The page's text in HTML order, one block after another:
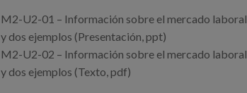
M2-U2-01 – Información sobre el mercado laboral
y dos ejemplos (Presentación, ppt)
M2-U2-02 – Información sobre el mercado laboral
y dos ejemplos (Texto, pdf)